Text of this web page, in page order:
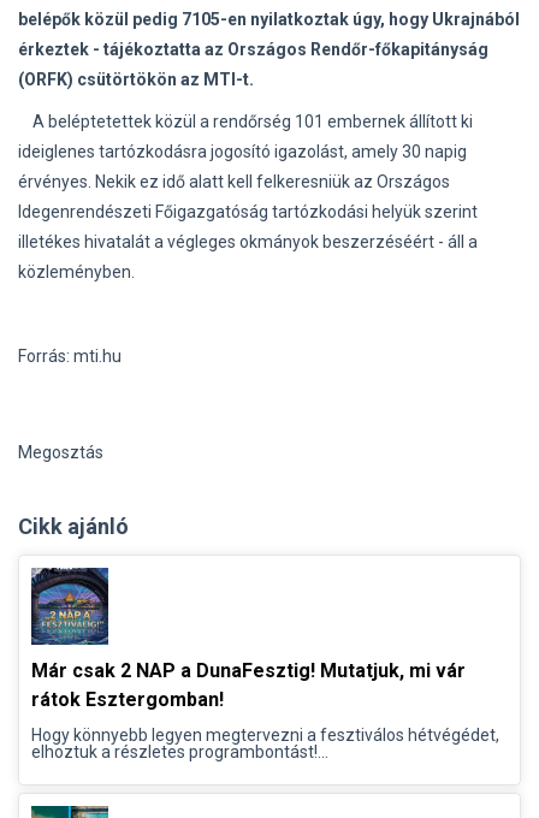
belépők közül pedig 7105-en nyilatkoztak úgy, hogy Ukrajnából
érkeztek - tájékoztatta az Országos Rendőr-főkapitányság
(ORFK) csütörtökön az MTI-t.
A beléptetettek közül a rendőrség 101 embernek állított ki
ideiglenes tartózkodásra jogosító igazolást, amely 30 napig
érvényes. Nekik ez idő alatt kell felkeresniük az Országos
Idegenrendészeti Főigazgatóság tartózkodási helyük szerint
illetékes hivatalát a végleges okmányok beszerzéséért - áll a
közleményben.
Forrás: mti.hu
Megosztás
Cikk ajánló
Már csak 2 NAP a DunaFesztig! Mutatjuk, mi vár
rátok Esztergomban!
Hogy könnyebb legyen megtervezni a fesztiválos hétvégédet,
elhoztuk a részletes programbontást!...